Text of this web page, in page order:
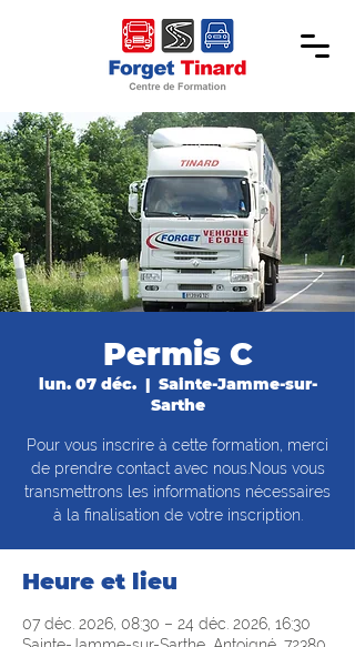
Permis C
lun. 07 déc.
  |
Sainte-Jamme-sur-
Sarthe
Pour vous inscrire à cette formation, merci
de prendre contact avec nous.Nous vous
transmettrons les informations nécessaires
à la finalisation de votre inscription.
Heure et lieu
07 déc. 2026, 08:30 – 24 déc. 2026, 16:30